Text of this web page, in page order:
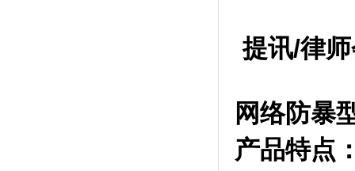
提讯/律
网络防暴
产品特点